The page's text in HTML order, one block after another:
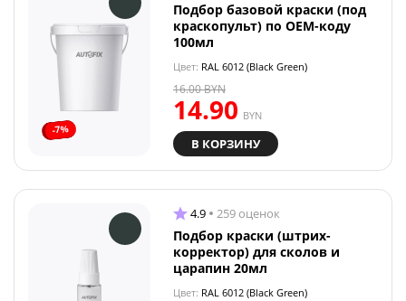
-7%
Подбор базовой краски (под
краскопульт) по OEM-коду
100мл
Цвет: RAL 6012 (Black Green)
14.90 BYN
16.00BYN
В КОРЗИНУ
4.9 259 оценок
Подбор краски (штрих-
корректор) для сколов и
царапин 20мл
Цвет: RAL 6012 (Black Green)